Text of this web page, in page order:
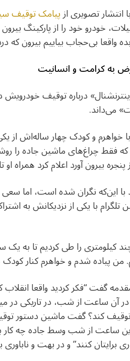
انتشار تصویری ازپیامک توقیف
خودرو خود را از پارکینگ
واقعا بی‌حجاب بیاییم بیرون که
به کرامت و انسانیت
درباره توقیف
می‌داند.
که فقط چراغ‌های ماشین جاده را
پنجره بیرون آورد اعلام کرد
با این‌که نگران شده است،‌ اما
تلگرام با یکی از نزدیکانش به
کیلومتری را طی کردیم تا به
من پیاده شدم و خواهرم کنار
گفت “فکر کردید واقعا
در آن ساعت از شب، در تاریکی
توقیف کند؟ گفت ماشین دستور
ساعت از شب وسط جاده چه کار
برایتان کنند” و در بهت و